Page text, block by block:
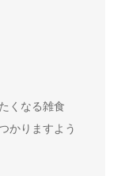
くなる雑食
かりますよう